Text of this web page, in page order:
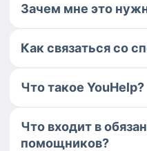
Зачем мне это
Как связаться со
Что такое YouHelp?
Что входит в
помощников?